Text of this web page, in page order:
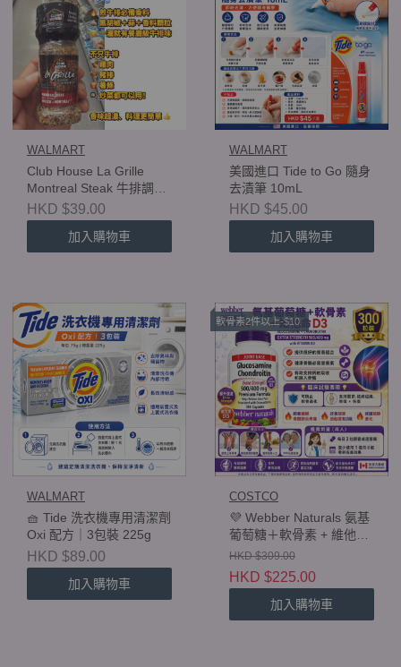
WALMART
Club House La Grille
Montreal Steak 牛排調味
香料 60g
HKD $39.00
加入購物車
WALMART
美國進口 Tide to Go 隨身
去漬筆 10mL
HKD $45.00
加入購物車
WALMART
🧺 Tide 洗衣機專用清潔劑
Oxi 配方｜3包裝 225g
HKD $89.00
加入購物車
軟骨素2件以上-$10
COSTCO
💜 Webber Naturals 氨基
葡萄糖＋軟骨素 + 維他命
D3 Glucosamine
Chondroitin Extra
Strength 500/400mg 📦
300 粒裝
HKD $309.00
HKD $225.00
加入購物車